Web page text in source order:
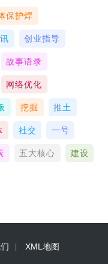
保护焊
创业指导
故事语录
网络优化
挖掘 推土
社交 一号
五大核心 建设
XML地图